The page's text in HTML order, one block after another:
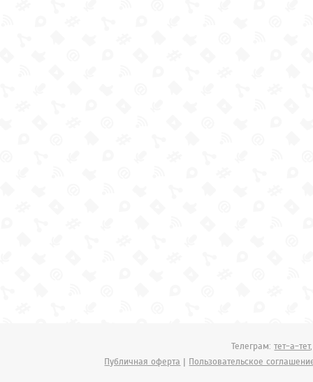
Телеграм:тет-а-тет
Публичная оферта | Пользовательское